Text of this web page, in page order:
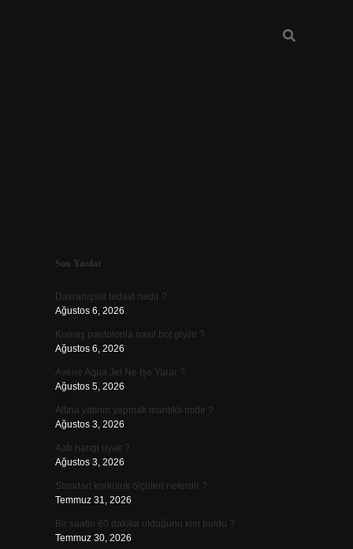
Sidebar
Son Yazılar
Davranışsal tedavi nedir ?
Ağustos 6, 2026
Kumaş pantolonla nasıl bot giyilir ?
Ağustos 6, 2026
Avene Aqua Jel Ne İşe Yarar ?
Ağustos 5, 2026
Altına yatırım yapmak mantıklı mıdır ?
Ağustos 3, 2026
Aab hangi uyak ?
Ağustos 3, 2026
Standart korkuluk ölçüleri nelerdir ?
Temmuz 31, 2026
Bir saatin 60 dakika olduğunu kim buldu ?
Temmuz 30, 2026